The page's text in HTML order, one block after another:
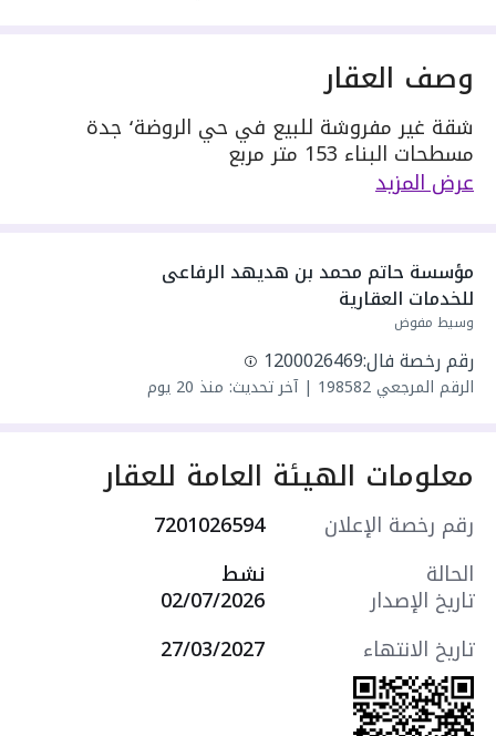
وصف العقار
شقة غير مفروشة للبيع في حي الروضة٬ جدة
مسطحات البناء 153 متر مربع
يحدها 1 شارع:
مكونة من: 3 دورات مياه و 1 صالة و 1 مجلس
واصل مياه
سنة البناء: 2026
مميزات العقار:
- مدارس
- مسجد
- مركز تجاري
التجهيزات:
- ستائر معدنية خارجية
- أرضيات بورسلين
- تكييف شباك
- تكييف مركزي (سبليت)
- تكييف مركزي (باكج)
- تكييف سبليت
- نظام المنزل الذكي
- كاميرات مراقبة
عرض المزيد
للخدمات العقارية
وسيط مفوض
رقم رخصة فال:1200026469
الرقم المرجعي198582
|آخر تحديث: منذ 20 يوم
معلومات الهيئة العامة للعقار
رقم رخصة الإعلان
7201026594
الحالة
نشط
تاريخ الإصدار
02/07/2026
تاريخ الانتهاء
27/03/2027